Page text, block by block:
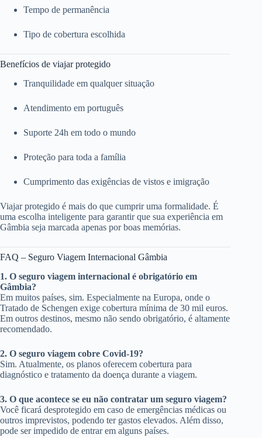
Tempo de permanência
Tipo de cobertura escolhida
Benefícios de viajar protegido
Tranquilidade em qualquer situação
Atendimento em português
Suporte 24h em todo o mundo
Proteção para toda a família
Cumprimento das exigências de vistos e imigração
Viajar protegido é mais do que cumprir uma formalidade. É
uma escolha inteligente para garantir que sua experiência em
Gâmbia seja marcada apenas por boas memórias.
FAQ – Seguro Viagem Internacional Gâmbia
1. O seguro viagem internacional é obrigatório em
Gâmbia?
Em muitos países, sim. Especialmente na Europa, onde o
Tratado de Schengen exige cobertura mínima de 30 mil euros.
Em outros destinos, mesmo não sendo obrigatório, é altamente
recomendado.
2. O seguro viagem cobre Covid-19?
Sim. Atualmente, os planos oferecem cobertura para
diagnóstico e tratamento da doença durante a viagem.
3. O que acontece se eu não contratar um seguro viagem?
Você ficará desprotegido em caso de emergências médicas ou
outros imprevistos, podendo ter gastos elevados. Além disso,
pode ser impedido de entrar em alguns países.